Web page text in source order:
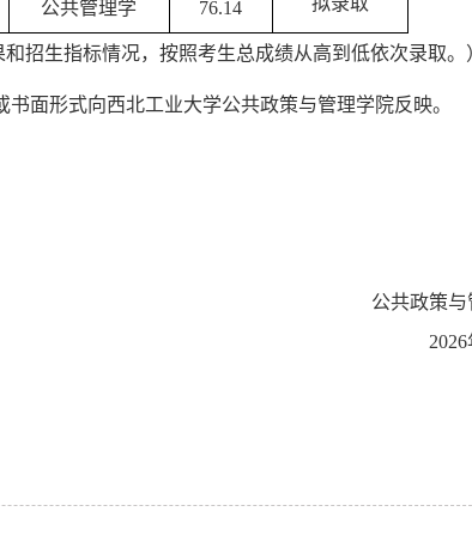
公共管理学 76.14
招生指标情况，按照考生总成绩从高到低依次录取。
面形式向西北工业大学公共政策与管理学院反映。
公共政策